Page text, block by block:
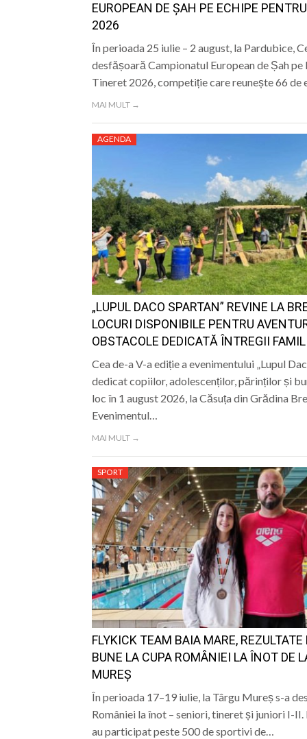
EUROPEAN DE ȘAH PE ECHIPE
2026
În perioada 25 iulie – 2 august, la Pardubice,
desfășoară Campionatul European de Șah pe
Tineret 2026, competiție care reunește 66 de
MAI MULT →
AGENDA
„LUPUL DACO SPARTAN” REVINE LA
LOCURI DISPONIBILE PENTRU
OBSTACOLE DEDICATĂ ÎNTREGII
Cea de-a V-a ediție a evenimentului „Lupul
dedicat copiilor, adolescenților, părinților și
loc în 1 august 2026, la Căsuța din Grădina
Evenimentul…
MAI MULT →
SPORT
FLYKICK TEAM BAIA MARE, REZULTATE
BUNE LA CUPA ROMÂNIEI LA ÎNOT DE
MUREȘ
În perioada 17–19 iulie, la Târgu Mureș s-a
României la înot – seniori, tineret și juniori I-
au participat peste 500 de sportivi de…